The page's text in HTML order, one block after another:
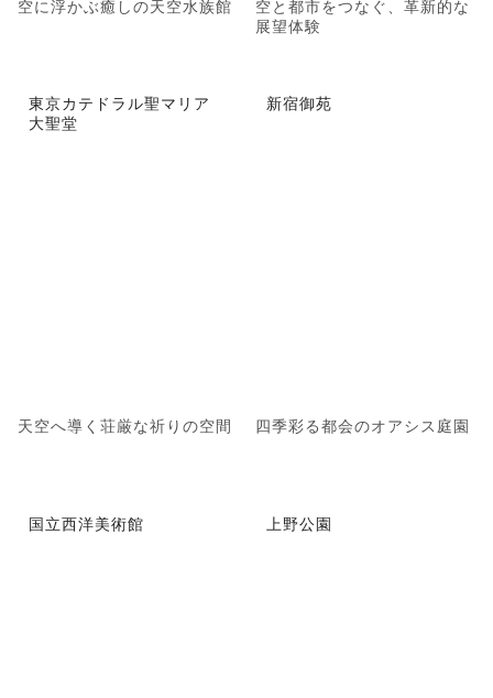
空に浮かぶ癒しの天空水族館
空と都市をつなぐ、革新的な
展望体験
東京カテドラル聖マリア
大聖堂
天空へ導く荘厳な祈りの空間
新宿御苑
四季彩る都会のオアシス庭園
国立西洋美術館 上野公園